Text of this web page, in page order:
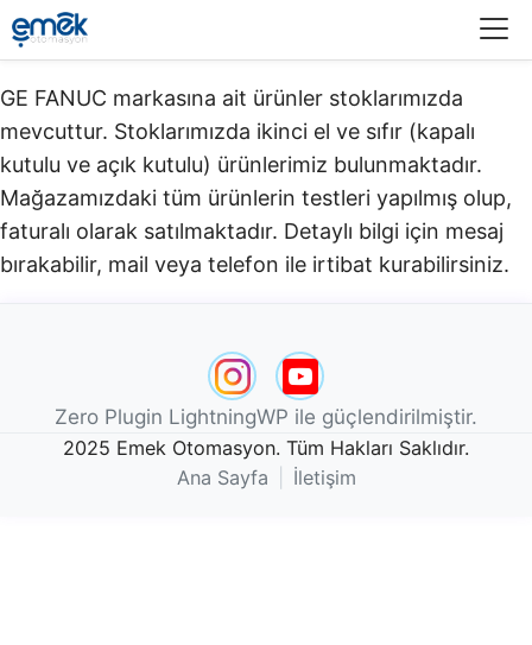
GE FANUC markasına ait ürünler stoklarımızda
mevcuttur. Stoklarımızda ikinci el ve sıfır (kapalı
kutulu ve açık kutulu) ürünlerimiz bulunmaktadır.​
Mağazamızdaki tüm ürünlerin testleri yapılmış olup,
faturalı olarak satılmaktadır. Detaylı bilgi için mesaj
bırakabilir, mail veya telefon ile irtibat kurabilirsiniz.
Zero Plugin LightningWP ile güçlendirilmiştir.
2025 Emek Otomasyon. Tüm Hakları Saklıdır.
Ana Sayfa
İletişim